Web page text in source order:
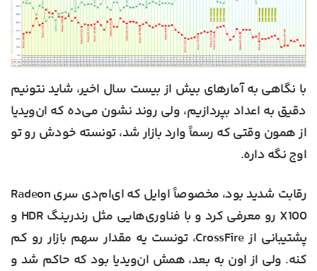
با نگاهی به آمارهای بیش از بیست سال اخیر، شاید نتونیم
دقیق به اعداد بپردازیم، ولی روند نشون می‌ده که ان‌ویدیا
از همون وقتی که رسماً وارد بازار شد، تونسته خودش رو تو
اوج نگه داره.
رقابت شدید بود، مخصوصاً اوایل که ای‌ام‌دی سری Radeon
X100 رو معرفی کرد و با فناوری‌هایی مثل رندرینگ HDR و
پشتیبانی از CrossFire، تونست یه مقدار سهم بازار رو کم
کنه. ولی از اون به بعد، همش ان‌ویدیا بود که حاکم شد و